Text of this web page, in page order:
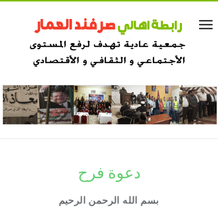
دعوة فرح
بسم الله الرحمن الرحيم